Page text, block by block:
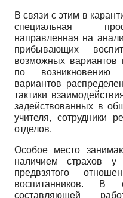
В связи с этим в
специальная
направленная на
прибывающих
возможных вариантов
по возникновению
вариантов
тактики
задействованных в
учителя, сотрудники
отделов.
Особое место
наличием страхов у
предвзятого
воспитанников.
составляющей